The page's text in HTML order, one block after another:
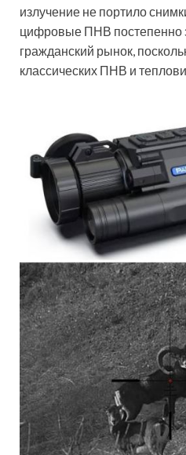
излучение не портило
цифровые ПНВ постепенно
гражданский рынок,
классических ПНВ и